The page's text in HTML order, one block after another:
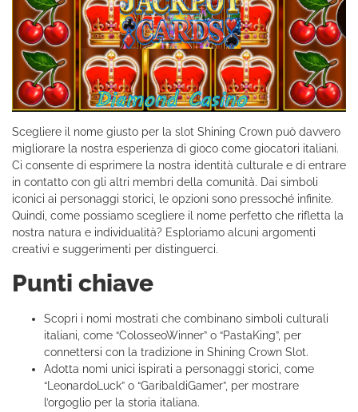
Scegliere il nome giusto per la slot Shining Crown può davvero
migliorare la nostra esperienza di gioco come giocatori italiani.
Ci consente di esprimere la nostra identità culturale e di entrare
in contatto con gli altri membri della comunità. Dai simboli
iconici ai personaggi storici, le opzioni sono pressoché infinite.
Quindi, come possiamo scegliere il nome perfetto che rifletta la
nostra natura e individualità? Esploriamo alcuni argomenti
creativi e suggerimenti per distinguerci.
Punti chiave
Scopri i nomi mostrati che combinano simboli culturali
italiani, come “ColosseoWinner” o “PastaKing”, per
connettersi con la tradizione in Shining Crown Slot.
Adotta nomi unici ispirati a personaggi storici, come
“LeonardoLuck” o “GaribaldiGamer”, per mostrare
l’orgoglio per la storia italiana.